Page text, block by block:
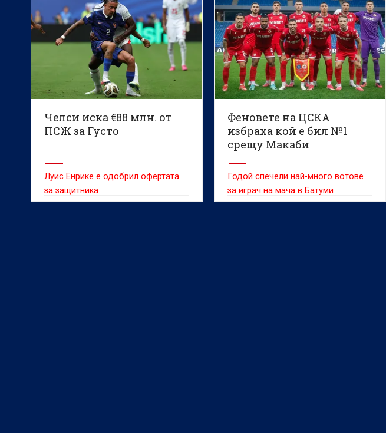
Челси иска €88 млн. от
ПСЖ за Густо
Луис Енрике е одобрил офертата
за защитника
Феновете на ЦСКА
избраха кой е бил №1
срещу Макаби
Годой спечели най-много вотове
за играч на мача в Батуми